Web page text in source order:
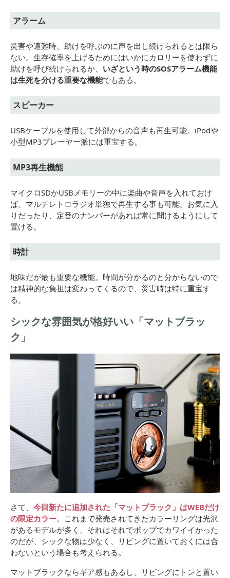
アラーム
災害や遭難時、助けを呼ぶのに声を出し続けられるとは限ら
ない。生存確率を上げるためにはいかにカロリーを使わずに
助けを呼び続けられるか、 いざという時のSOSアラーム機能
は生死を分ける重要な機能でもある。
スピーカー
USBケーブルを使用して外部からの音声も再生可能。iPodや
小型MP3プレーヤー派には重宝する。
MP3再生機能
マイクロSDかUSBメモリーの中に楽曲や音声を入れておけ
ば、マルチレトロラジオ単独で再生する事も可能。お気に入
りだったり、定番のナンバーがあれば常に聞けるようにして
置ける。
時計
地味だが最も重要な機能。時間が分かるのと分からないので
は精神的な負担は変わってくるので、災害時は特に重宝す
る。
シックな雰囲気が格好いい「マットブラッ
ク」
さて、 今回新たに追加された「マットブラック」はWEBだけ
の限定カラー。これまで発売されてきたカラーリングは光沢
があるモデルが多く、それはそれでポップでカワイイかった
のだが、シックな物は少なく、リビングに置いておくには合
わないという場合も考えられる。
マットブラックならギア感もあるし、リビングにトンと置い